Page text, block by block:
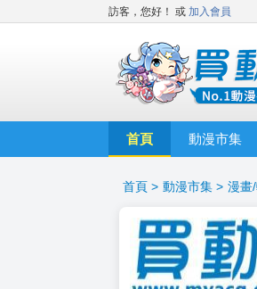
訪客，您好！ 或 加入會員
首頁 動漫市集
首頁 > 動漫市集 > 漫畫